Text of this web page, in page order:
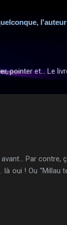
pointer et... Le
Par contre,
là oui ! Ou "Millau